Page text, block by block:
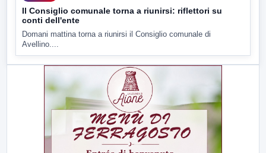
Il Consiglio comunale torna a riunirsi: riflettori su
conti dell'ente
Domani mattina torna a riunirsi il Consiglio comunale di
Avellino....